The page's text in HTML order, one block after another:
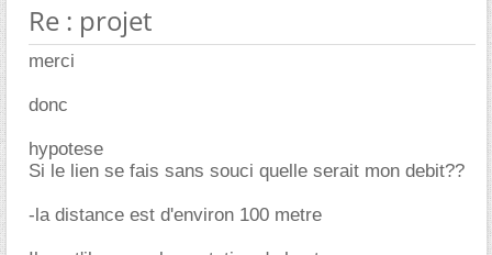
Re : projet
merci
donc
hypotese
Si le lien se fais sans souci quelle serait mon debit??
-la distance est d'environ 100 metre